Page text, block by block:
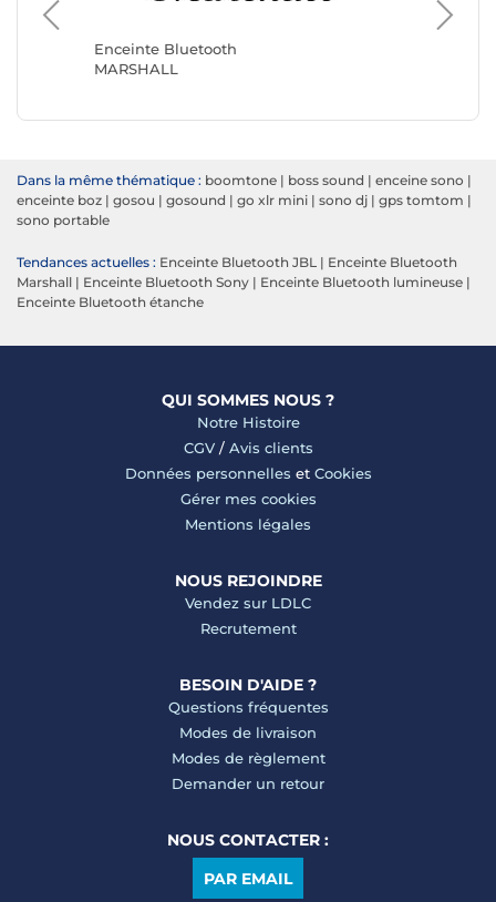
Enceinte Bluetooth
MARSHALL
Audio
Dans la même thématique : boomtone | boss sound | enceine sono |
enceinte boz | gosou | gosound | go xlr mini | sono dj | gps tomtom |
sono portable
Tendances actuelles : Enceinte Bluetooth JBL | Enceinte Bluetooth
Marshall | Enceinte Bluetooth Sony | Enceinte Bluetooth lumineuse |
Enceinte Bluetooth étanche
QUI SOMMES NOUS ?
Notre Histoire
CGV/ Avis clients
Données personnelles et Cookies
Gérer mes cookies
Mentions légales
NOUS REJOINDRE
Vendez sur LDLC
Recrutement
BESOIN D'AIDE ?
Questions fréquentes
Modes de livraison
Modes de règlement
Demander un retour
NOUS CONTACTER :
PAR EMAIL